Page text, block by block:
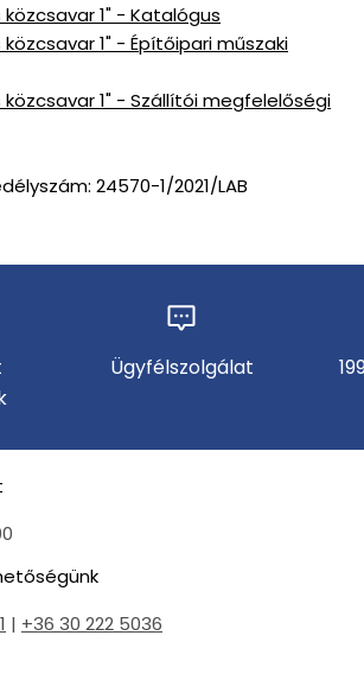
1" - Katalógus
1" - Építőipari műszaki
1" - Szállítói megfelelőségi
24570-1/2021/LAB
Ügyfélszolgálat
| +36 30 222 5036